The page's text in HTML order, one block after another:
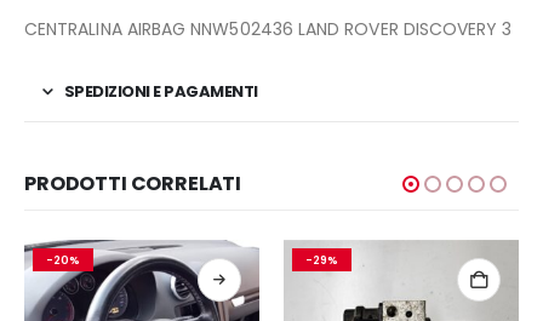
CENTRALINA AIRBAG NNW502436 LAND ROVER DISCOVERY 3
SPEDIZIONI E PAGAMENTI
PRODOTTI CORRELATI
-20% -29%